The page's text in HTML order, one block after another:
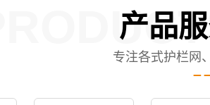
产品
专注各式护栏网